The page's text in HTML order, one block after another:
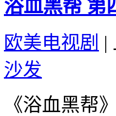
浴血黑帮 第
欧美电视剧 |
沙发
《浴血黑帮